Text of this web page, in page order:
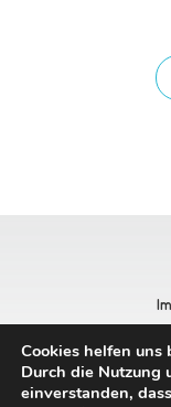
mit dem
Gefördert
Cookies helfen
Durch die Nutzung
einverstanden,